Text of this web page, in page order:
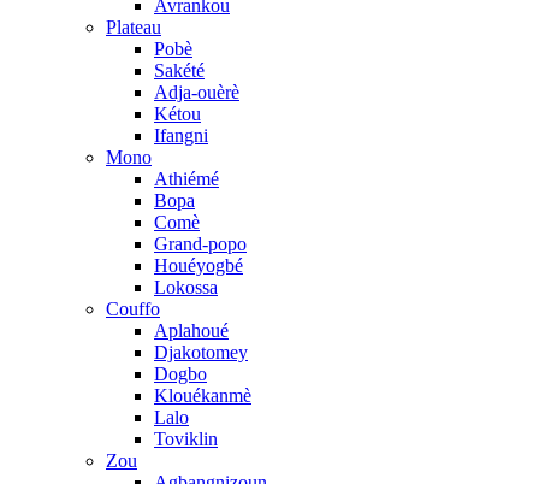
Avrankou
Plateau
Pobè
Sakété
Adja-ouèrè
Kétou
Ifangni
Mono
Athiémé
Bopa
Comè
Grand-popo
Houéyogbé
Lokossa
Couffo
Aplahoué
Djakotomey
Dogbo
Klouékanmè
Lalo
Toviklin
Zou